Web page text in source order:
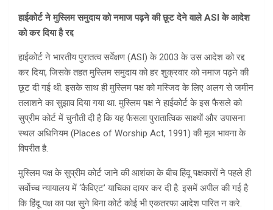
हाईकोर्ट ने मुस्लिम समुदाय को नमाज पढ़ने की छूट देने वाले ASI के आदेश
को कर दिया है रद्द
हाईकोर्ट ने भारतीय पुरातत्व सर्वेक्षण (ASI) के 2003 के उस आदेश को रद्द
कर दिया, जिसके तहत मुस्लिम समुदाय को हर शुक्रवार को नमाज पढ़ने की
छूट दी गई थी. इसके साथ ही मुस्लिम पक्ष को मस्जिद के लिए अलग से जमीन
तलाशने का सुझाव दिया गया था. मुस्लिम पक्ष ने हाईकोर्ट के इस फैसले को
सुप्रीम कोर्ट में चुनौती दी है कि यह फैसला पुरातात्विक साक्ष्यों और उपासना
स्थल अधिनियम (Places of Worship Act, 1991) की मूल भावना के
विपरीत है.
मुस्लिम पक्ष के सुप्रीम कोर्ट जाने की आशंका के बीच हिंदू पक्षकारों ने पहले ही
सर्वोच्च न्यायालय में ‘कैविएट’ याचिका दायर कर दी है. इसमें अपील की गई है
कि हिंदू पक्ष का पक्ष सुने बिना कोर्ट कोई भी एकतरफा आदेश पारित न करे.